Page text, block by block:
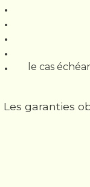
le cas
Les garanties